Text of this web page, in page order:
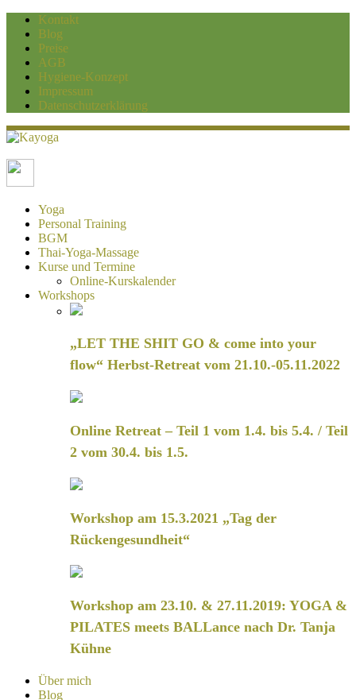
Kontakt
Blog
Preise
AGB
Hygiene-Konzept
Impressum
Datenschutzerklärung
Kayoga
Yoga und Personaltraining Duisburg
Yoga
Personal Training
BGM
Thai-Yoga-Massage
Kurse und Termine
Online-Kurskalender
Workshops
„LET THE SHIT GO & come into your
flow“ Herbst-Retreat vom 21.10.-05.11.2022
Online Retreat – Teil 1 vom 1.4. bis 5.4. / Teil
2 vom 30.4. bis 1.5.
Workshop am 15.3.2021 „Tag der
Rückengesundheit“
Workshop am 23.10. & 27.11.2019: YOGA &
PILATES meets BALLance nach Dr. Tanja
Kühne
Über mich
Blog